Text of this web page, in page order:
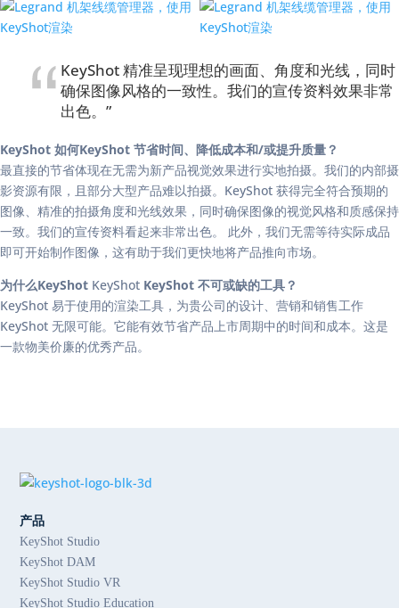
KeyShot 精准呈现理想的画面、角度和光线，同时
确保图像风格的一致性。我们的宣传资料效果非常
出色。”
KeyShot 如何KeyShot 节省时间、降低成本和/或提升质量？
最直接的节省体现在无需为新产品视觉效果进行实地拍摄。我们的内部摄
影资源有限，且部分大型产品难以拍摄。KeyShot 获得完全符合预期的
图像、精准的拍摄角度和光线效果，同时确保图像的视觉风格和质感保持
一致。我们的宣传资料看起来非常出色。 此外，我们无需等待实际成品
即可开始制作图像，这有助于我们更快地将产品推向市场。
为什么KeyShot KeyShot KeyShot 不可或缺的工具？
KeyShot 易于使用的渲染工具，为贵公司的设计、营销和销售工作
KeyShot 无限可能。它能有效节省产品上市周期中的时间和成本。这是
一款物美价廉的优秀产品。
产品
KeyShot Studio
KeyShot DAM
KeyShot Studio VR
KeyShot Studio Education